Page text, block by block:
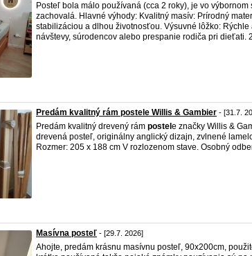
Posteľ bola málo používaná (cca 2 roky), je vo výbornom
zachovalá. Hlavné výhody: Kvalitný masív: Prírodný
stabilizáciou a dlhou životnosťou. Výsuvné lôžko: Rýchle
návštevy, súrodencov alebo prespanie rodiča pri dieťati.
Predám kvalitný rám postele Willis & Gambier - [31.7.
Predám kvalitný drevený rám postel e značky Willis &
drevená posteľ, originálny anglický dizajn, zvlnené
Rozmer: 205 x 188 cm V rozlozenom stave. Osobný
Masívna posteľ - [29.7. 2026]
Ahojte, predám krásnu masívnu posteľ, 90x200cm,